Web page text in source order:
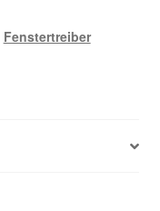
Fenstertreiber